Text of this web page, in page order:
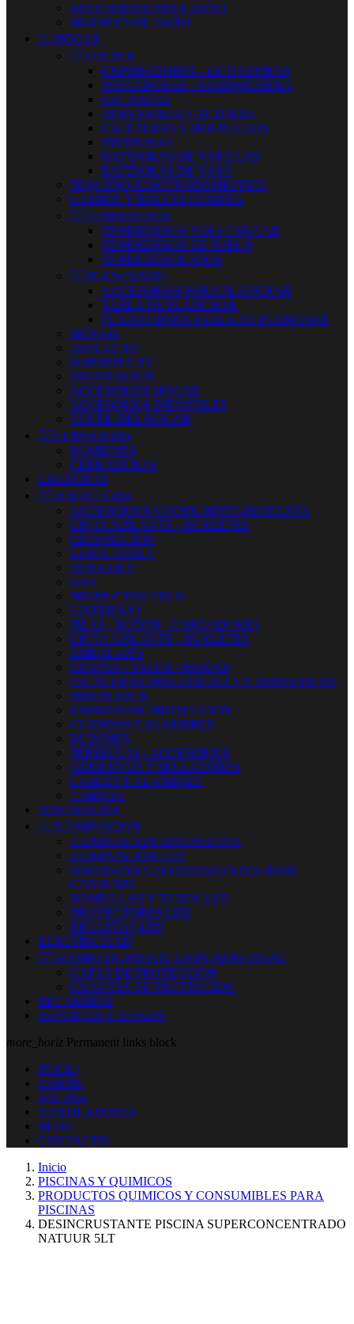
ACCESORIOS PARA BAÑO
MUEBLES DE BAÑO
 HOGAR
 COCINA
EXPRIMIDORES - LICUADORAS
TOSTADORAS - SANDWICHERA
BALANZAS
HERVIDORES Y TETERAS
CAFETERAS Y MOLINILLOS
FREIDORAS
BATIDORAS DE VARILLAS
BATIDORAS DE VASO
PEQUEÑO ELECTRODOMESTICO
CARROS Y BOLSAS COMPRA
 TENDEDEROS
TENDEDEROS PARA COLGAR
TENDEDEROS DE SUELO
TENDEDEROS FIJOS
 PLANCHADO
ACCESORIOS PARA PLANCHAR
TABLA DE PLANCHAR
FUNDAS PARA TABLA DE PLANCHAR
MENAJE
BASCULAS
SOPORTES TV
DECORACION
ACCESORIOS HOGAR
ACCESORIOS INFANTILES
TEXTIL DEL HOGAR
 CERRAJERIA
BOMBINES
CERRADURAS
LIJADORAS
 FERRETERIA
ACCESORIOS COCHE-MOTO-BICICLETA
CINTA AISLANTE - BURLETES
ORDENACION
KOMA TOOLS
HERRAJES
GAS
PRODUCTOS CELO
LINTERNAS
PILAS - BOTON - CARGADORES
CINTA AISLANTE - BURLETES
EMBALAJES
GRAPAS - TACOS - BRIDAS
ESCALERAS INDUSTRIALES Y DOMESTICAS
SIMON RACK
ZAPATOS DE PROTECCION
CUERDAS Y ALAMBRES
BUZONES
PERSIANAS - ACCESORIOS
ADHESIVOS Y SELLADORES
CABLES Y ALAMBRES
TIMBRES
FONTANERIA
 ILUMINACION
ILUMINACION DECORATIVA
ILUMINACIÓN LED
HALOGENAS-FLUORESCENTES-BAJO
CONSUMO
BOMBILLAS Y TUBOS LED
PROYECTORES LED
REGLETAS LED
ELECTRICIDAD
 EQUIPO DE PROTECCION INDIVIDUAL
GAFAS DE PROTECCION
GUANTES DE PROTECCION
RECAMBIOS
DEPORTES Y JUEGOS
more_horiz Permanent links block
INICIO
JARDIN
PISCINA
VENTILADORES
BLOG
CONTACTO
Inicio
PISCINAS Y QUIMICOS
PRODUCTOS QUIMICOS Y CONSUMIBLES PARA
PISCINAS
DESINCRUSTANTE PISCINA SUPERCONCENTRADO
NATUUR 5LT